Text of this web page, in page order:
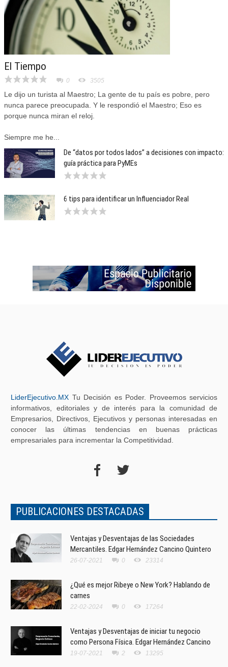
El Tiempo
0 3505
Le dijo un turista al Maestro; La gente de tu país es pobre, pero
nunca parece preocupada. Y le respondió el Maestro; Eso es
porque nunca miran el reloj.
Siempre me he...
De “datos por todos lados” a decisiones con impacto:
guía práctica para PyMEs
6 tips para identificar un Influenciador Real
LiderEjecutivo.MX Tu Decisión es Poder. Proveemos servicios
informativos, editoriales y de interés para la comunidad de
Empresarios, Directivos, Ejecutivos y personas interesadas en
conocer las últimas tendencias en buenas prácticas
empresariales para incrementar la Competitividad.
PUBLICACIONES DESTACADAS
Ventajas y Desventajas de las Sociedades
Mercantiles. Edgar Hernández Cancino Quintero
26-07-2021 0 23314
¿Qué es mejor Ribeye o New York? Hablando de
carnes
22-02-2024 0 17264
Ventajas y Desventajas de iniciar tu negocio
como Persona Física. Edgar Hernández Cancino
19-07-2021 2 13295